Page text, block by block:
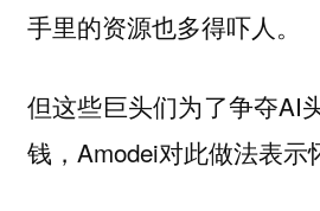
手里的资源也多得吓人。
但这些巨头们为了争夺AI
钱，Amodei对此做法表示